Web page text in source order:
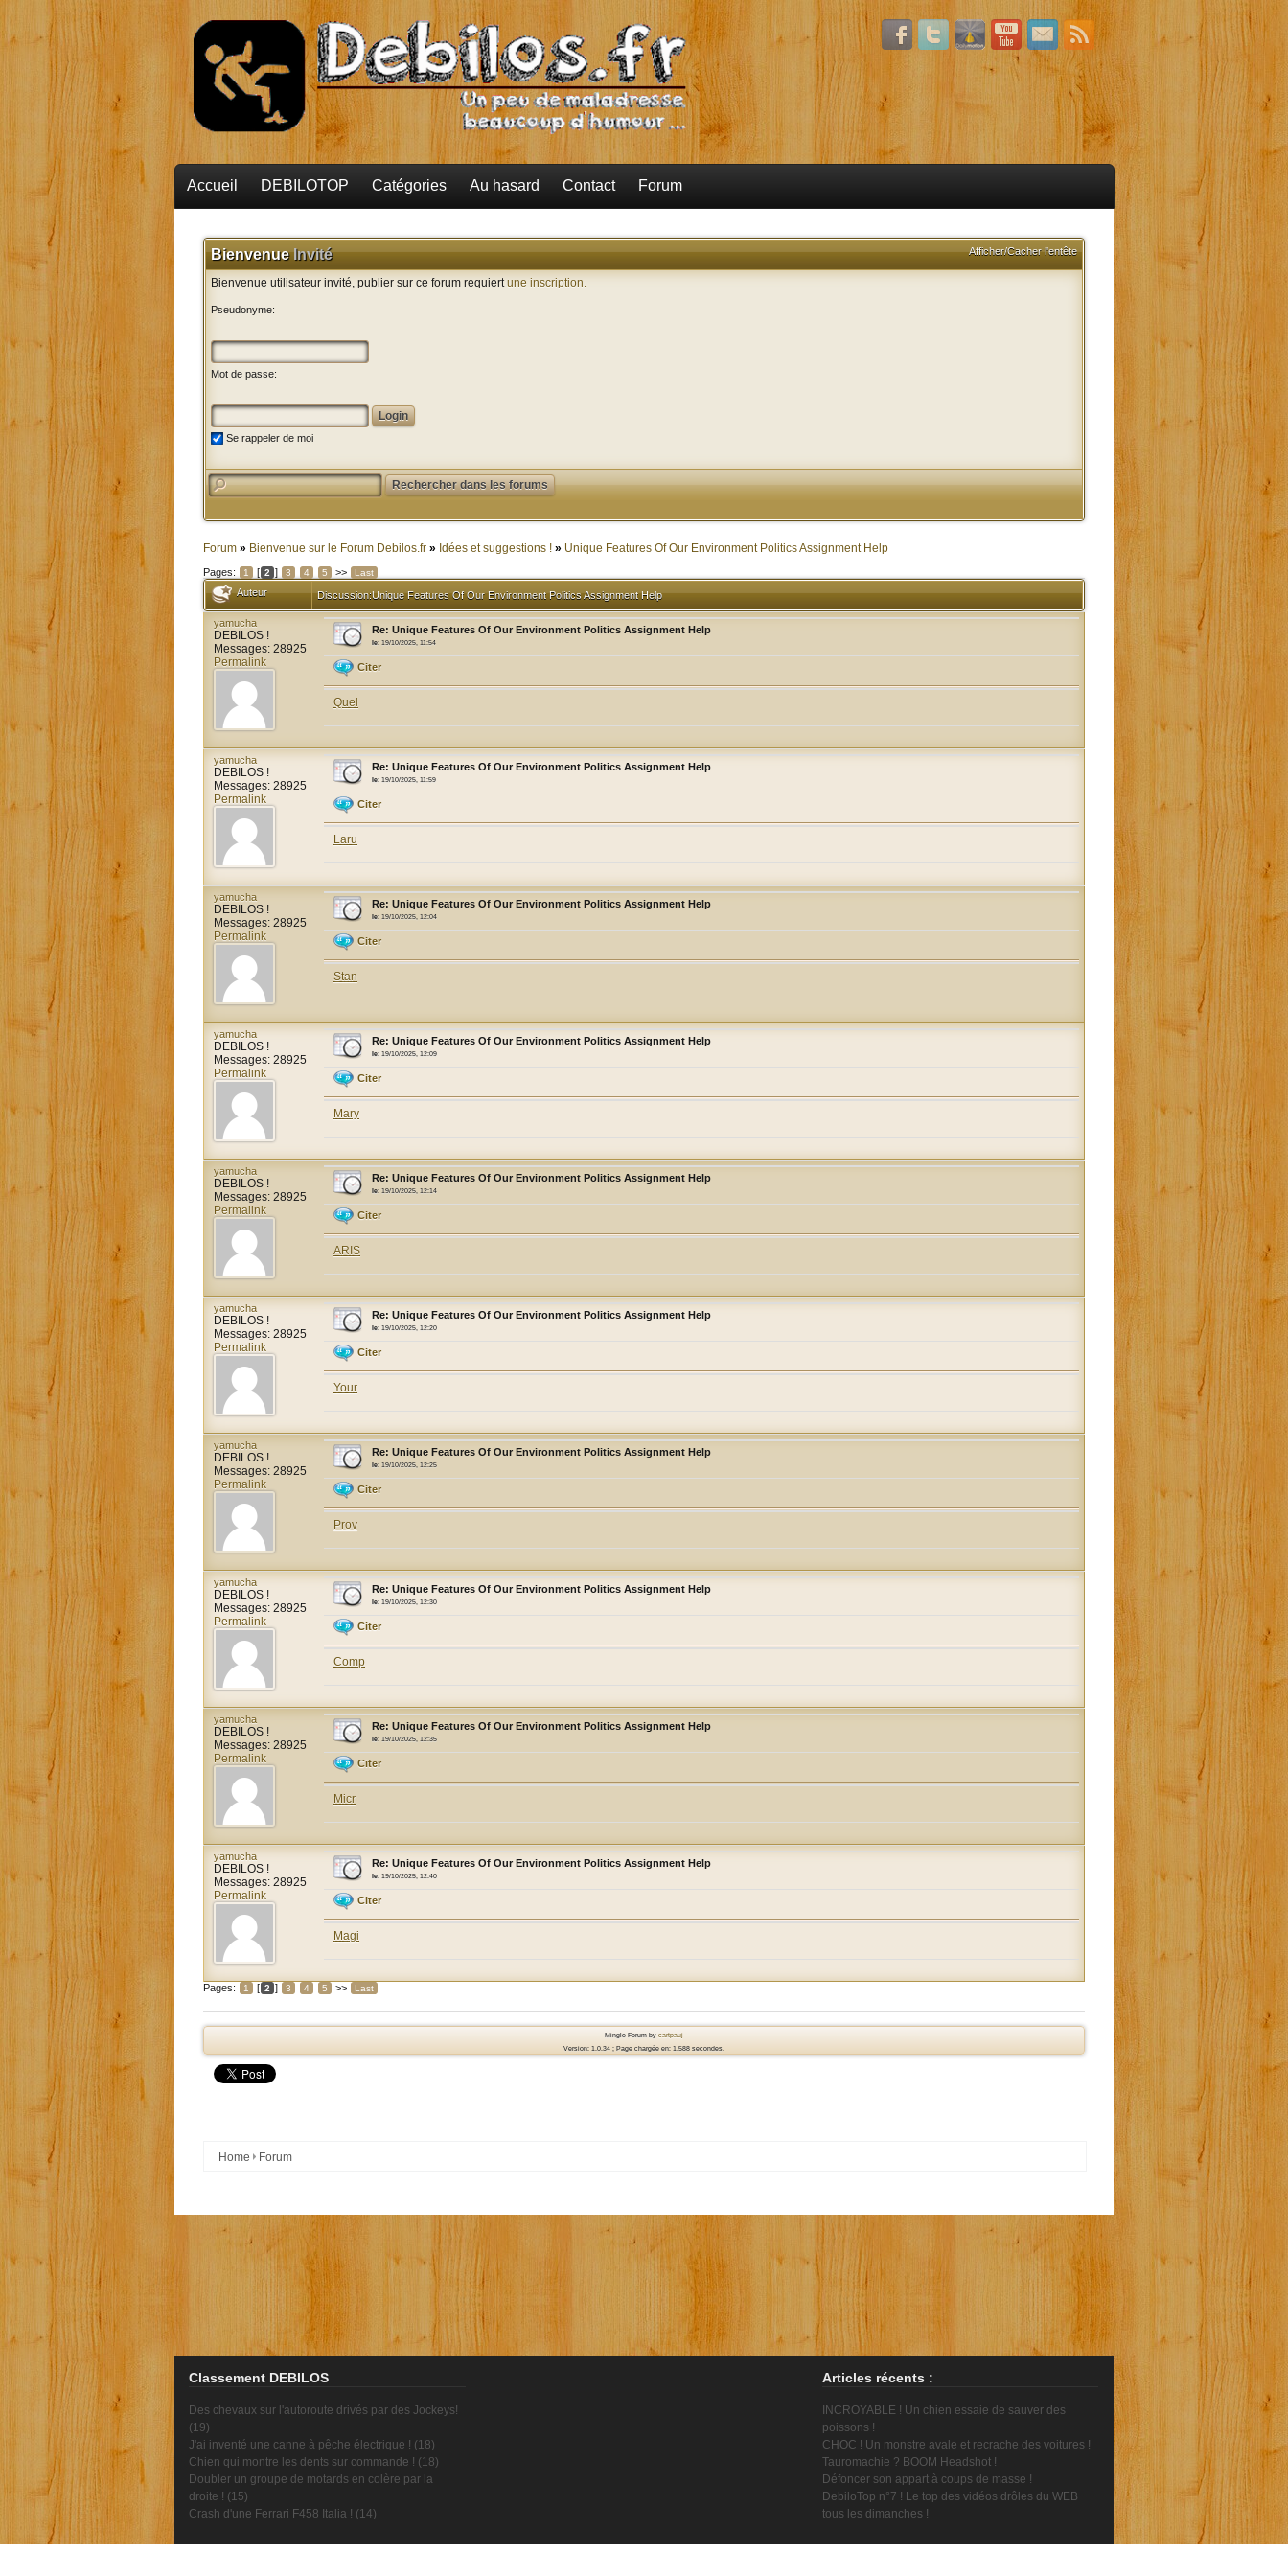
Accueil DEBILOTOP Catégories Au hasard Contact Forum
BienvenueInvité Afficher/Cacher l'entête
Bienvenue utilisateur invité, publier sur ce forum requiertune inscription.
Pseudonyme:
Mot de passe:
Se rappeler de moi
Forum » Bienvenue sur le Forum Debilos.fr » Idées et suggestions ! » Unique Features Of Our Environment Politics Assignment Help
Pages: 1 [ 2 ] 3 4 5 >> Last
Auteur Discussion:Unique Features Of Our Environment Politics Assignment Help
yamucha
DEBILOS !
Messages: 28925
Permalink
Re: Unique Features Of Our Environment Politics Assignment Help
le: 19/10/2025, 11:54
Citer
Quel
yamucha
DEBILOS !
Messages: 28925
Permalink
Re: Unique Features Of Our Environment Politics Assignment Help
le: 19/10/2025, 11:59
Citer
Laru
yamucha
DEBILOS !
Messages: 28925
Permalink
Re: Unique Features Of Our Environment Politics Assignment Help
le: 19/10/2025, 12:04
Citer
Stan
yamucha
DEBILOS !
Messages: 28925
Permalink
Re: Unique Features Of Our Environment Politics Assignment Help
le: 19/10/2025, 12:09
Citer
Mary
yamucha
DEBILOS !
Messages: 28925
Permalink
Re: Unique Features Of Our Environment Politics Assignment Help
le: 19/10/2025, 12:14
Citer
ARIS
yamucha
DEBILOS !
Messages: 28925
Permalink
Re: Unique Features Of Our Environment Politics Assignment Help
le: 19/10/2025, 12:20
Citer
Your
yamucha
DEBILOS !
Messages: 28925
Permalink
Re: Unique Features Of Our Environment Politics Assignment Help
le: 19/10/2025, 12:25
Citer
Prov
yamucha
DEBILOS !
Messages: 28925
Permalink
Re: Unique Features Of Our Environment Politics Assignment Help
le: 19/10/2025, 12:30
Citer
Comp
yamucha
DEBILOS !
Messages: 28925
Permalink
Re: Unique Features Of Our Environment Politics Assignment Help
le: 19/10/2025, 12:35
Citer
Micr
yamucha
DEBILOS !
Messages: 28925
Permalink
Re: Unique Features Of Our Environment Politics Assignment Help
le: 19/10/2025, 12:40
Citer
Magi
Pages: 1 [ 2 ] 3 4 5 >> Last
Mingle Forum by cartpauj
Version: 1.0.34 ; Page chargée en: 1.588 secondes.
Home Forum
Classement DEBILOS
Des chevaux sur l'autoroute drivés par des Jockeys!
(19)
J'ai inventé une canne à pêche électrique ! (18)
Chien qui montre les dents sur commande ! (18)
Doubler un groupe de motards en colère par la
droite ! (15)
Crash d'une Ferrari F458 Italia ! (14)
Articles récents :
INCROYABLE ! Un chien essaie de sauver des
poissons !
CHOC ! Un monstre avale et recrache des voitures !
Tauromachie ? BOOM Headshot !
Défoncer son appart à coups de masse !
DebiloTop n°7 ! Le top des vidéos drôles du WEB
tous les dimanches !